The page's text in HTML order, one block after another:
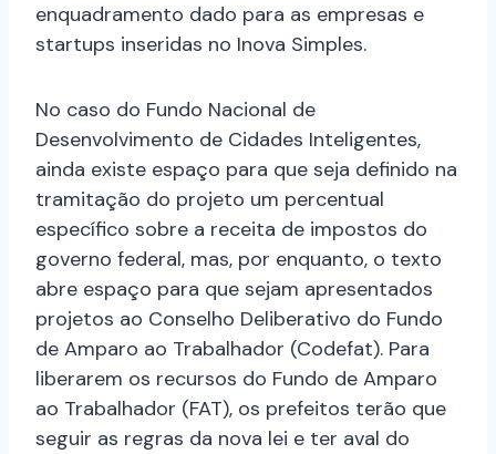
enquadramento dado para as empresas e
startups inseridas no Inova Simples.
No caso do Fundo Nacional de
Desenvolvimento de Cidades Inteligentes,
ainda existe espaço para que seja definido na
tramitação do projeto um percentual
específico sobre a receita de impostos do
governo federal, mas, por enquanto, o texto
abre espaço para que sejam apresentados
projetos ao Conselho Deliberativo do Fundo
de Amparo ao Trabalhador (Codefat). Para
liberarem os recursos do Fundo de Amparo
ao Trabalhador (FAT), os prefeitos terão que
seguir as regras da nova lei e ter aval do